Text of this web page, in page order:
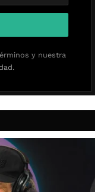
y nuestra